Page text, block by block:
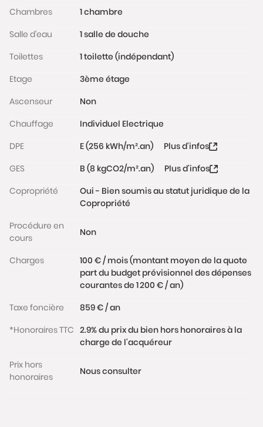
La copropriété est bien tenue et sécurisée par un
digicode et un interphone.
Charges de copropriété : 100€ / mois,
Taxe foncière : 859 €.
Les informations sur les risques auxquels ce bien est
exposé sont disponibles sur le site
www.georisques.gouv.fr
Chambres
1 chambre
Salle d'eau
1 salle de douche
Toilettes
1 toilette (indépendant)
Etage
3ème étage
Ascenseur
Non
Chauffage
Individuel Electrique
DPE
E (256 kWh/m².an)
Plus d'infos
GES
B (8 kgCO2/m².an)
Plus d'infos
Copropriété
Oui - Bien soumis au statut juridique de la
Copropriété
Procédure en
cours
Non
Charges
100 € / mois (montant moyen de la quote
part du budget prévisionnel des dépenses
courantes de 1 200 € / an)
Taxe foncière
859 € / an
*Honoraires TTC 2.9% du prix du bien hors honoraires à la
charge de l'acquéreur
Prix hors
honoraires
Nous consulter